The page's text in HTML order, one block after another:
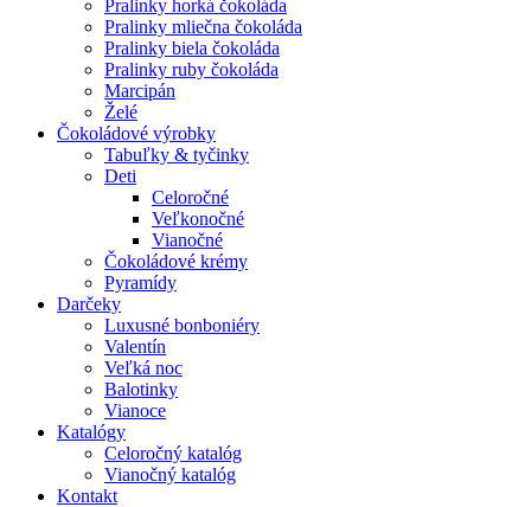
Pralinky horká čokoláda
Pralinky mliečna čokoláda
Pralinky biela čokoláda
Pralinky ruby čokoláda
Marcipán
Želé
Čokoládové výrobky
Tabuľky & tyčinky
Deti
Celoročné
Veľkonočné
Vianočné
Čokoládové krémy
Pyramídy
Darčeky
Luxusné bonboniéry
Valentín
Veľká noc
Balotinky
Vianoce
Katalógy
Celoročný katalóg
Vianočný katalóg
Kontakt